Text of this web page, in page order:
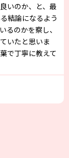
いのか、と、最
結論になるよう
るのかを察し、
いたと思いま
で丁寧に教えて